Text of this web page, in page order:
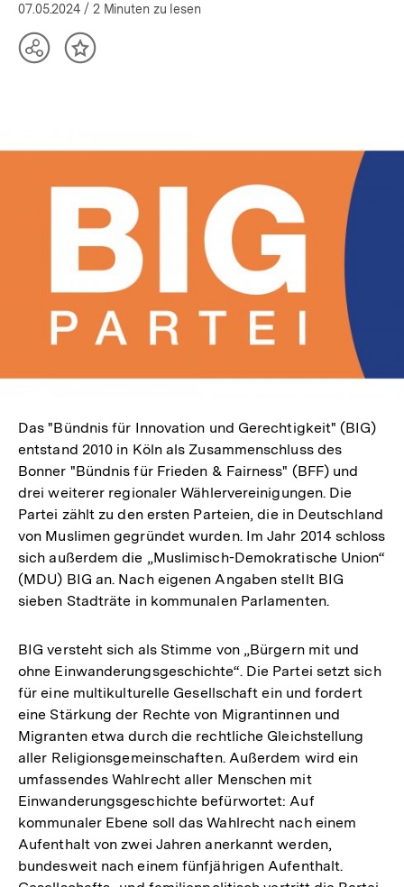
öffnen
07.05.2024 / 2 Minuten zu lesen
TeilenInhalt
In
Lightbox
Das "Bündnis für Innovation und Gerechtigkeit" (BIG)
entstand 2010 in Köln als Zusammenschluss des
Bonner "Bündnis für Frieden & Fairness" (BFF) und
drei weiterer regionaler Wählervereinigungen. Die
Partei zählt zu den ersten Parteien, die in Deutschland
von Muslimen gegründet wurden. Im Jahr 2014 schloss
sich außerdem die „Muslimisch-Demokratische Union“
(MDU) BIG an. Nach eigenen Angaben stellt BIG
sieben Stadträte in kommunalen Parlamenten.
BIG versteht sich als Stimme von „Bürgern mit und
ohne Einwanderungsgeschichte“. Die Partei setzt sich
für eine multikulturelle Gesellschaft ein und fordert
eine Stärkung der Rechte von Migrantinnen und
Migranten etwa durch die rechtliche Gleichstellung
aller Religionsgemeinschaften. Außerdem wird ein
umfassendes Wahlrecht aller Menschen mit
Einwanderungsgeschichte befürwortet: Auf
kommunaler Ebene soll das Wahlrecht nach einem
Aufenthalt von zwei Jahren anerkannt werden,
bundesweit nach einem fünfjährigen Aufenthalt.